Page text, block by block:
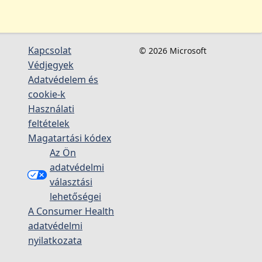
Kapcsolat
Védjegyek
Adatvédelem és
cookie-k
Használati
feltételek
Magatartási kódex
Az Ön
adatvédelmi
választási
lehetőségei
A Consumer Health
adatvédelmi
nyilatkozata
© 2026 Microsoft